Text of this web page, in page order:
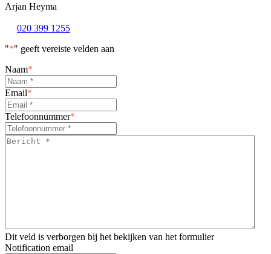
Arjan Heyma
020 399 1255
"*" geeft vereiste velden aan
Naam*
Email*
Telefoonnummer*
Bericht
Dit veld is verborgen bij het bekijken van het formulier
Notification email